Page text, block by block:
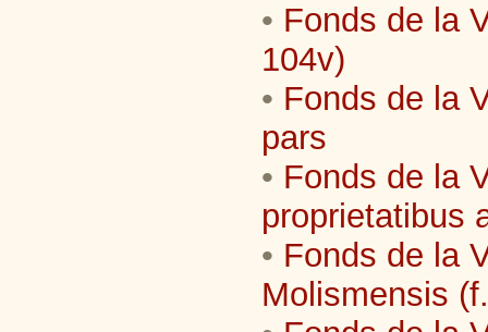
• Fonds de la
104v)
• Fonds de la
pars
• Fonds de la
proprietatibus
• Fonds de la
Molismensis